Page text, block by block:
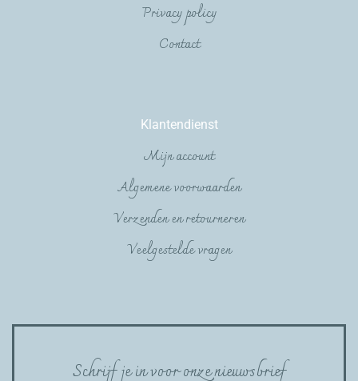
Privacy policy
Contact
Klantendienst
Mijn account
Algemene voorwaarden
Verzenden en retourneren
Veelgestelde vragen
Schrijf je in voor onze nieuwsbrief